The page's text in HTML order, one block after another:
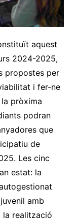
aquest
2024-2025,
propostes per
i fer-ne
pròxima
podran
que
de
Les cinc
estat: la
amb
la realització